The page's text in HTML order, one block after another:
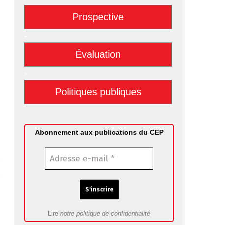
Prospective
Évaluation
Politiques publiques
Abonnement aux publications du CEP
Lire notre politique de confidentialité